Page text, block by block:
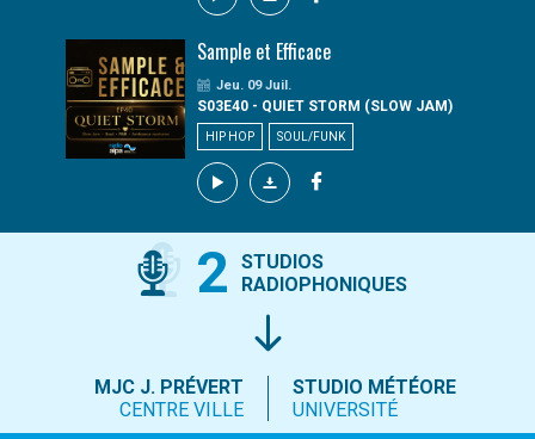
Sample et Efficace
Jeu. 09 Juil.
S03E40 - QUIET STORM (SLOW JAM)
HIP HOP SOUL/FUNK
2
STUDIOS
RADIOPHONIQUES
MJC J. PRÉVERT
CENTRE VILLE
STUDIO MÉTÉORE
UNIVERSITÉ